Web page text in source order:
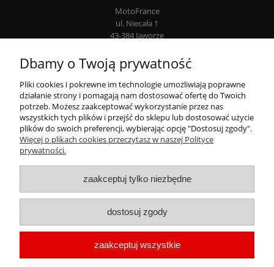
MotoFrance
ul. Niecała 1
43-384 Jaworze
Moje konto
Płatności i dostawa
Informacje
Wszystkie nazwy handlowe, nazwy produktów i producentów oraz ich loga są
Dbamy o Twoją prywatność
Pliki cookies i pokrewne im technologie umożliwiają poprawne
działanie strony i pomagają nam dostosować ofertę do Twoich
potrzeb. Możesz zaakceptować wykorzystanie przez nas
wszystkich tych plików i przejść do sklepu lub dostosować użycie
plików do swoich preferencji, wybierając opcję "Dostosuj zgody".
Więcej o plikach cookies przeczytasz w naszej Polityce
prywatności.
zaakceptuj tylko niezbędne
dostosuj zgody
zaakceptuj wszystkie